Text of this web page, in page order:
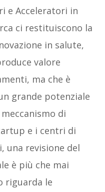
e Acceleratori in
ci restituiscono la
in salute,
valore
ma che è
grande potenziale
di
e i centri di
una revisione del
è più che mai
riguarda le